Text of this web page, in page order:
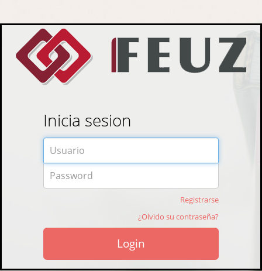
Inicia sesion
Email
Password
Registrarse
¿Olvido su contraseña?
Login